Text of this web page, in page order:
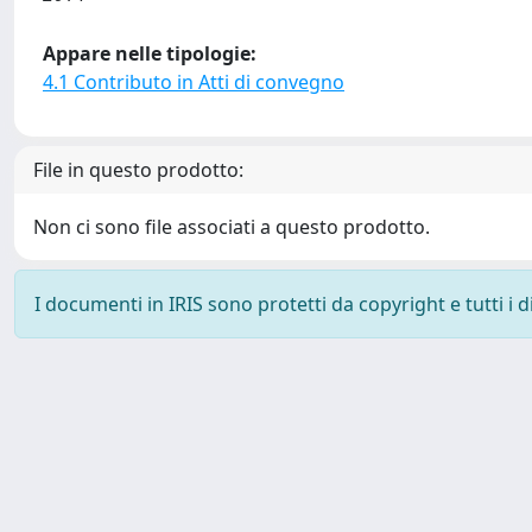
Appare nelle tipologie:
4.1 Contributo in Atti di convegno
File in questo prodotto:
Non ci sono file associati a questo prodotto.
I documenti in IRIS sono protetti da copyright e tutti i